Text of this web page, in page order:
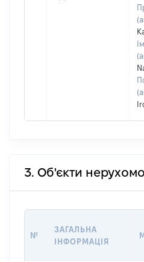
3. Об'єкти
№
ЗАГАЛЬНА
ІНФОРМАЦІЯ